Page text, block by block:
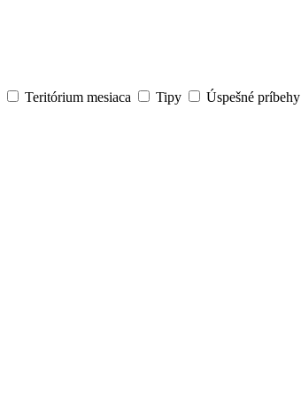
Teritórium mesiaca Tipy Úspešné príbehy